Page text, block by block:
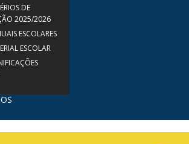
DE
2025/2026
ESCOLARES
ESCOLAR